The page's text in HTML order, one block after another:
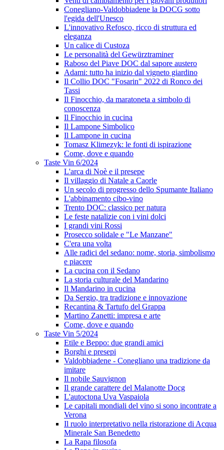
Conegliano-Valdobbiadene la DOCG sotto
l'egida dell'Unesco
L'innovativo Refosco, ricco di struttura ed
eleganza
Un calice di Custoza
Le personalità del Gewürztraminer
Raboso del Piave DOC dal sapore austero
Adami: tutto ha inizio dal vigneto giardino
Il Collio DOC "Fosarin" 2022 di Ronco dei
Tassi
Il Finocchio, da maratoneta a simbolo di
conoscenza
Il Finocchio in cucina
Il Lampone Simbolico
Il Lampone in cucina
Tomasz Klimezyk: le fonti di ispirazione
Come, dove e quando
Taste Vin 6/2024
L'arca di Noè e il presepe
Il villaggio di Natale a Caorle
Un secolo di progresso dello Spumante Italiano
L'abbinamento cibo-vino
Trento DOC: classico per natura
Le feste natalizie con i vini dolci
I grandi vini Rossi
Prosecco solidale e "Le Manzane"
C'era una volta
Alle radici del sedano: nome, storia, simbolismo
e piacere
La cucina con il Sedano
La storia culturale del Mandarino
Il Mandarino in cucina
Da Sergio, tra tradizione e innovazione
Recantina & Tartufo del Grappa
Martino Zanetti: impresa e arte
Come, dove e quando
Taste Vin 5/2024
Etile e Beppo: due grandi amici
Borghi e presepi
Valdobbiadene - Conegliano una tradizione da
imitare
Il nobile Sauvignon
Il grande carattere del Malanotte Docg
L'autoctona Uva Vaspaiola
Le capitali mondiali del vino si sono incontrate a
Verona
Il ruolo interpretativo nella ristorazione di Acqua
Minerale San Benedetto
La Rapa filosofa